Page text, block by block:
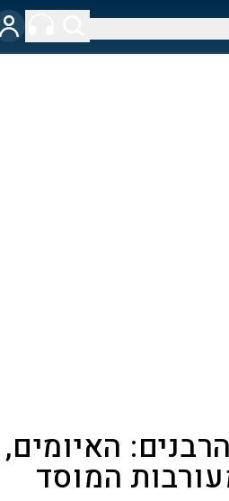
האיומים,
המוסד